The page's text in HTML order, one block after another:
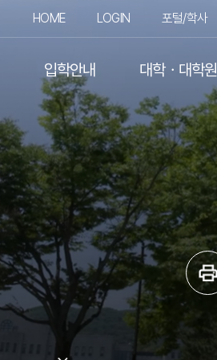
HOME LOGIN 포털/학사
입학안내 대학ㆍ대학원